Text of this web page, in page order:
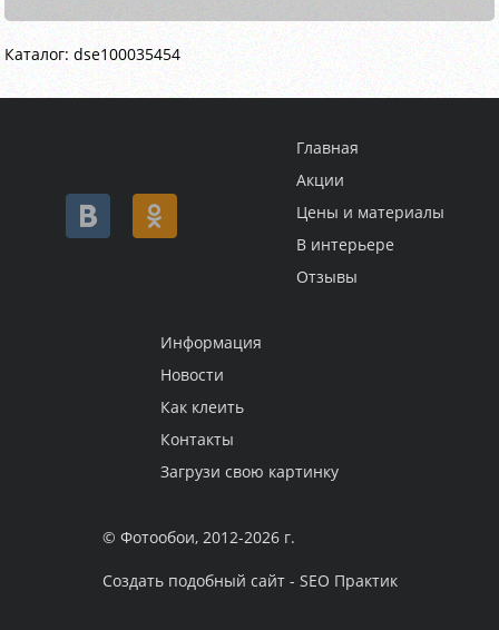
Каталог: dse100035454
Главная
Акции
Цены и материалы
В интерьере
Отзывы
Информация
Новости
Как клеить
Контакты
Загрузи свою картинку
© Фотообои, 2012-2026 г.
Создать подобный сайт - SEO Практик